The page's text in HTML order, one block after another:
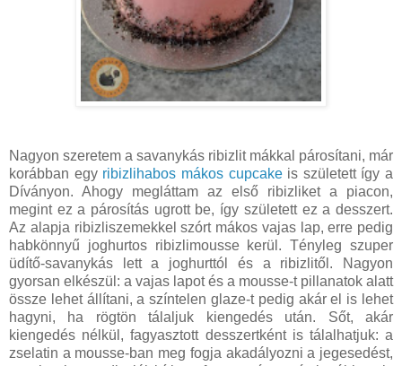
Nagyon szeretem a savanykás ribizlit mákkal párosítani, már
korábban egy ribizlihabos mákos cupcakeis született így a
Díványon. Ahogy megláttam az első ribizliket a piacon,
megint ez a párosítás ugrott be, így született ez a desszert.
Az alapja ribizliszemekkel szórt mákos vajas lap, erre pedig
habkönnyű joghurtos ribizlimousse kerül. Tényleg szuper
üdítő-savanykás lett a joghurttól és a ribizlitől. Nagyon
gyorsan elkészül: a vajas lapot és a mousse-t pillanatok alatt
össze lehet állítani, a színtelen glaze-t pedig akár el is lehet
hagyni, ha rögtön tálaljuk kiengedés után. Sőt, akár
kiengedés nélkül, fagyasztott desszertként is tálalhatjuk: a
zselatin a mousse-ban meg fogja akadályozni a jegesedést,